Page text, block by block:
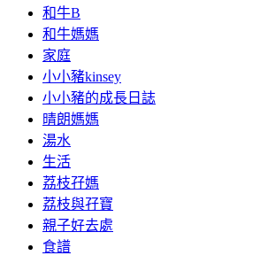
和牛B
和牛媽媽
家庭
小小豬kinsey
小小豬的成長日誌
晴朗媽媽
湯水
生活
荔枝孖媽
荔枝與孖寶
親子好去處
食譜